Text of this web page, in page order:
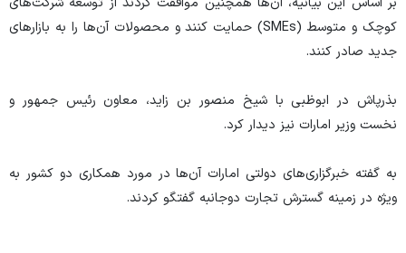
کوچک و متوسط (SMEs) حمایت کنند و محصولات آن‌ها را به بازار‌های
جدید صادر کنند.
بذرپاش در ابوظبی با شیخ منصور بن زاید، معاون رئیس جمهور و
نخست وزیر امارات نیز دیدار کرد.
به گفته خبرگزاری‌های دولتی امارات آن‌ها در مورد همکاری دو کشور به
ویژه در زمینه گسترش تجارت دوجانبه گفتگو کردند.